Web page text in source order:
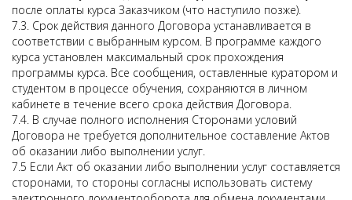
после оплаты курса Заказчиком (что наступило позже).
7.3. Срок действия данного Договора устанавливается в
соответствии с выбранным курсом. В программе каждого
курса установлен максимальный срок прохождения
программы курса. Все сообщения, оставленные куратором и
студентом в процессе обучения, сохраняются в личном
кабинете в течение всего срока действия Договора.
7.4. В случае полного исполнения Сторонами условий
Договора не требуется дополнительное составление Актов
об оказании либо выполнении услуг.
7.5 Если Акт об оказании либо выполнении услуг составляется
сторонами, то стороны согласны использовать систему